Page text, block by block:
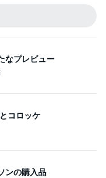
なプレビュー
コロッケ
ンの購入品